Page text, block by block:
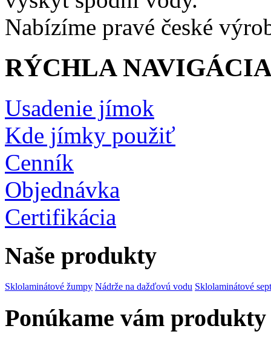
Nabízíme pravé české
RÝCHLA
Usadenie jímok
Kde jímky použiť
Cenník
Objednávka
Certifikácia
Naše produkty
Sklolaminátové žumpy Nádrže na dažďovú vodu Sklolaminátové
Ponúkame vám produkty